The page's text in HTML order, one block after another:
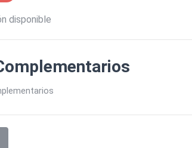
disponible